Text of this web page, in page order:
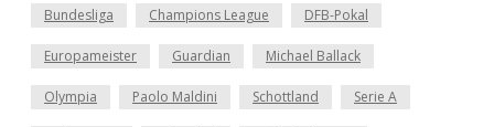
Bundesliga Champions League DFB-Pokal
Europameister Guardian Michael Ballack
Olympia Paolo Maldini Schottland Serie A